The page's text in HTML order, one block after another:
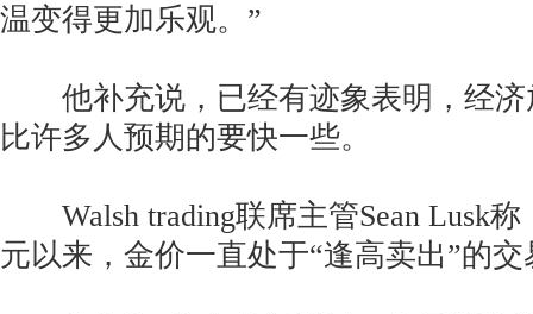
温变得更加乐观。”
他补充说，已经有迹象表明，经济
比许多人预期的要快一些。
Walsh trading联席主管Sean Lusk称
元以来，金价一直处于“逢高卖出”的